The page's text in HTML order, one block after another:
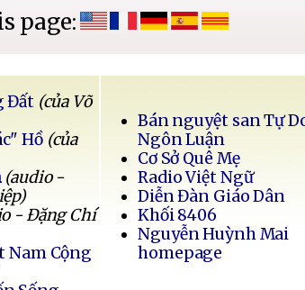
page:
Đất (của Võ
Hồ (của
(audio -
- Đặng Chí
Nam Cộng
Bán nguyệt san Tự
Ngôn Luận
Cơ Sở Quê Mẹ
Radio Việt Ngữ
Diễn Đàn Giáo Dân
Khối 8406
Nguyễn Huỳnh Mai
homepage